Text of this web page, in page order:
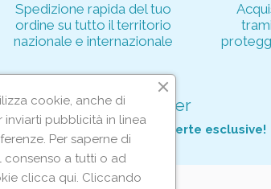
Spedizione rapida del tuo
ordine su tutto il territorio
nazionale e internazionale
alla nostra newsletter
perderti tutte le nostre offerte esclusive!
cookie, anche di
inviarti pubblicità in linea
Per saperne di
consenso a tutti o ad
clicca qui. Cliccando